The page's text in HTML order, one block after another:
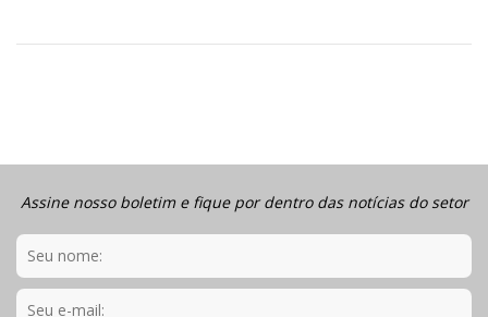
Assine nosso boletim e fique por dentro das notícias do setor